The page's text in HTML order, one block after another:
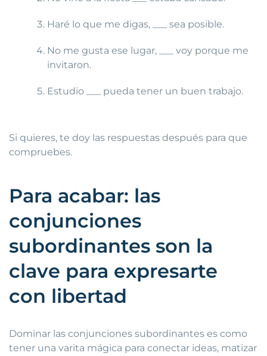
Haré lo que me digas, ___ sea posible.
No me gusta ese lugar, ___ voy porque me
invitaron.
Estudio ___ pueda tener un buen trabajo.
Si quieres, te doy las respuestas después para que
compruebes.
Para acabar: las
conjunciones
subordinantes son la
clave para expresarte
con libertad
Dominar las conjunciones subordinantes es como
tener una varita mágica para conectar ideas, matizar